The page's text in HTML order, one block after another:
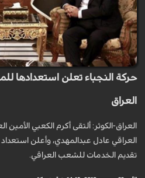
حركة النجباء تعلن استعدادها
العراق
العراق-الكوثر: ألتقى أكرم الكعبي الأمين
العراقي عادل عبدالمهدي، وأعلن
تقديم الخدمات للشعب العراقي.